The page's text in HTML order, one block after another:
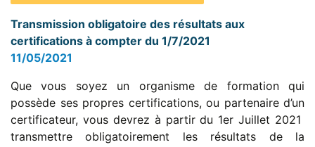
Transmission obligatoire des résultats aux
certifications à compter du 1/7/2021
11/05/2021
Que vous soyez un organisme de formation qui
possède ses propres certifications, ou partenaire d’un
certificateur, vous devrez à partir du 1er Juillet 2021
transmettre obligatoirement les résultats de la